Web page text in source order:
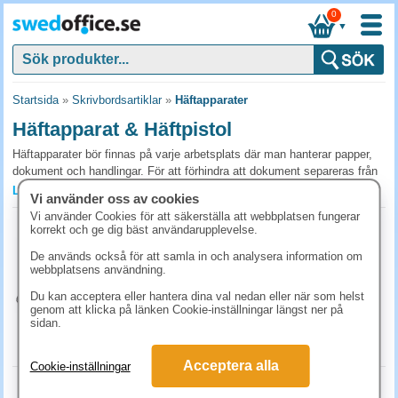
▼
0
Startsida» Skrivbordsartiklar» Häftapparater
Häftapparat & Häftpistol
Häftapparater bör finnas på varje arbetsplats där man hanterar papper,
dokument och handlingar. För att förhindra att dokument separeras från
varandra är det både enkelt och smidigt att använda en häftapparat.
Häftapparater hjälper dig att hålla ordning på dina papper, och den ser till
att de hamnar i rätt följd och förblir så. Detta är ett oerhört användbart
verktyg på alla arbetsplatser, oavsett bransch.
Viktigt med häftapparater trots digitalisering
Även om vi befinner oss i en tid då alltmer digitaliseras så förvaras
fortfarande en stor mängd dokument och handlingar i fysiska exemplar
Rapids klassiska bordshäftare till blockhäftare med enorm häftkapacitet
och häftpistoler som kan häfta affischer och plakat på väggar och
Läs mer »
Häftapparat Rapid F18 svart
143.80 kr (inkl. moms)
Häftapparat Eagle helstapel svart
Vi använder oss av cookies
Vi använder Cookies för att säkerställa att webbplatsen fungerar
korrekt och ge dig bäst användarupplevelse.
De används också för att samla in och analysera information om
webbplatsens användning.
Du kan acceptera eller hantera dina val nedan eller när som helst
genom att klicka på länken Cookie-inställningar längst ner på
sidan.
Cookie-inställningar Acceptera alla